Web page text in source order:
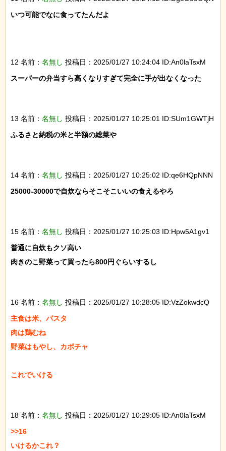
いつ可能でなに食ってたんだよ
12 名前： 名無し 投稿日：2025/01/27 10:24:04 ID:An0laTsxM
スーパーの弁当すら高くなりすぎて完全に手が出なくなった
13 名前： 名無し 投稿日：2025/01/27 10:25:01 ID:SUm1GWTjH
ふるさと納税の米と半額の総菜や
14 名前： 名無し 投稿日：2025/01/27 10:25:02 ID:qe6HQpNNN
25000‐30000で自炊ならそこそこいいの食えるやろ
15 名前： 名無し 投稿日：2025/01/27 10:25:03 ID:Hpw5A1gv1
普通に自炊もクソ高い
肉きのこ野菜って買ったら800円ぐらいするし
16 名前： 名無し 投稿日：2025/01/27 10:28:05 ID:VzZokwdcQ
主食は米、パスタ
肉は鶏むね
野菜はもやし、カボチャ
これでいける
18 名前： 名無し 投稿日：2025/01/27 10:29:05 ID:An0laTsxM
>>16
いけるかこれ？